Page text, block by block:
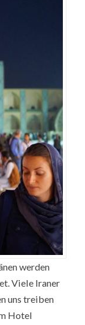
werden
Viele Iraner
uns treiben
Hotel